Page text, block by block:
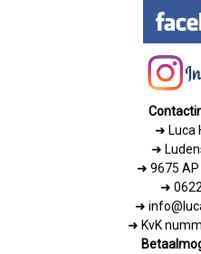
➜ Luca
➜
➜ 9675 AP
➜
➜
➜ KvK